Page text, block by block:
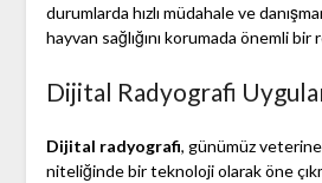
durumlarda hızlı müdahale ve
hayvan sağlığını korumada önemli bir
Dijital Radyografi
Dijital radyografi, günümüz
niteliğinde bir teknoloji olarak öne